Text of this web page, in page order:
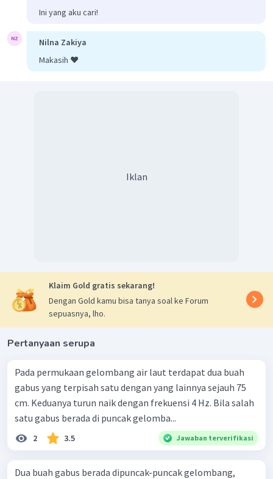
Ini yang aku cari!
Nilna Zakiya
Makasih ❤️
Iklan
Klaim Gold gratis sekarang!
Dengan Gold kamu bisa tanya soal ke Forum
sepuasnya, lho.
Pertanyaan serupa
Pada permukaan gelombang air laut terdapat dua buah
gabus yang terpisah satu dengan yang lainnya sejauh 75
cm. Keduanya turun naik dengan frekuensi 4 Hz. Bila salah
satu gabus berada di puncak gelomba...
2 3.5 Jawaban terverifikasi
Dua buah gabus berada dipuncak-puncak gelombang,